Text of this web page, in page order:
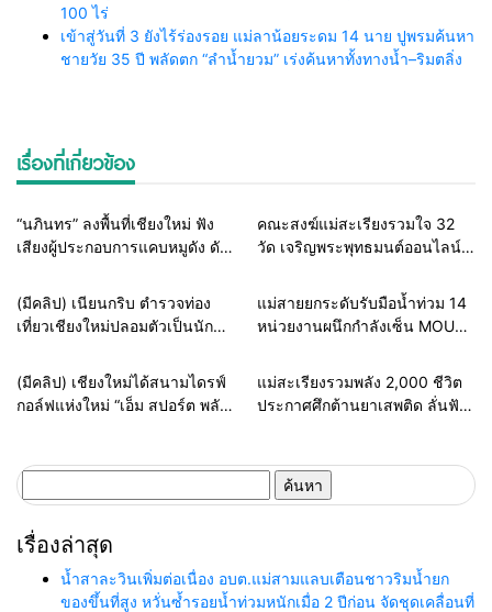
100 ไร่
เข้าสู่วันที่ 3 ยังไร้ร่องรอย แม่ลาน้อยระดม 14 นาย ปูพรมค้นหา
ชายวัย 35 ปี พลัดตก “ลำน้ำยวม” เร่งค้นหาทั้งทางน้ำ–ริมตลิ่ง
เรื่องที่เกี่ยวข้อง
Home ธุรกิจ-บันเทิง
“นภินทร” ลงพื้นที่เชียงใหม่ ฟัง
เสียงผู้ประกอบการแคบหมูดัง ดัน
ชาติ ยกระดับ SMEs
Home สายธรรมะ-พระเครื่อง
คณะสงฆ์แม่สะเรียงรวมใจ 32
วัด เจริญพระพุทธมนต์ออนไลน์
พลังแห่งศรัทธาถวายเป็นพระ
ราชกุศล
Home แวดวงตำรวจ
(มีคลิป) เนียนกริบ ตำรวจท่อง
เที่ยวเชียงใหม่ปลอมตัวเป็นนัก
ต่างด้าวเปิดทัวร์เถื่อน รับบทไกด์
ผิดกฎหมาย
Home รอบรั้วทั่วไทย
แม่สายยกระดับรับมือน้ำท่วม 14
หน่วยงานผนึกกำลังเซ็น MOU
พร้อมช่วยประชาชนทุก
สถานการณ์
Home ธุรกิจ-บันเทิง
(มีคลิป) เชียงใหม่ได้สนามไดรฟ์
กอล์ฟแห่งใหม่ “เอ็ม สปอร์ต พลัส”
Lifestyle Destination
Home รอบรั้วทั่วไทย
แม่สะเรียงรวมพลัง 2,000 ชีวิต
ประกาศศึกต้านยาเสพติด ลั่นฟัน
สำหรับ:
เรื่องล่าสุด
น้ำสาละวินเพิ่มต่อเนื่อง อบต.แม่สามแลบเตือนชาวริมน้ำยก
ของขึ้นที่สูง หวั่นซ้ำรอยน้ำท่วมหนักเมื่อ 2 ปีก่อน จัดชุดเคลื่อนที่